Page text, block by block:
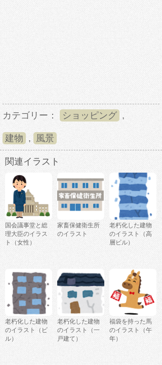
カテゴリー： ショッピング ,
建物 , 風景
関連イラスト
国会議事堂と総
理大臣のイラス
ト（女性）
家畜保健衛生所
のイラスト
老朽化した建物
のイラスト（高
層ビル）
老朽化した建物
のイラスト（ビ
ル）
老朽化した建物
のイラスト（一
戸建て）
福袋を持った馬
のイラスト（午
年）